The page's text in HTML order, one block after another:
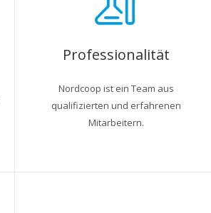
Professionalität
Nordcoop ist ein Team aus
qualifizierten und erfahrenen
Mitarbeitern.